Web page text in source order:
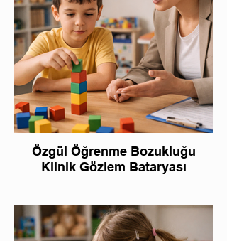
Özgül Öğrenme Bozukluğu
Klinik Gözlem Bataryası